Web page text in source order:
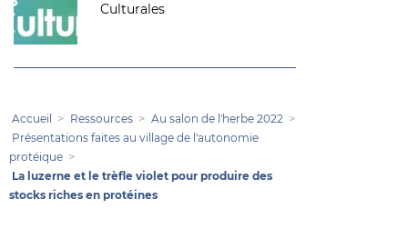
Culturales
Accueil Ressources
Au salon de l'herbe 2022
Présentations faites au village de l'autonomie
protéique
La luzerne et le trèfle violet pour produire des
stocks riches en protéines